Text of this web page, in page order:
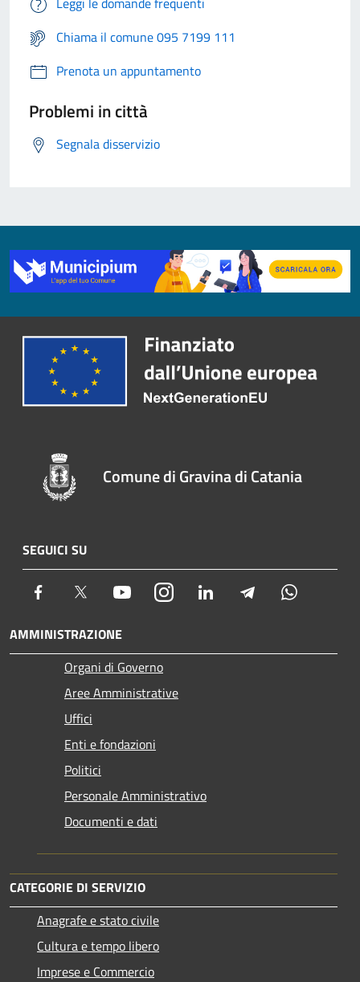
Chiama il comune 095 7199 111
Prenota un appuntamento
Problemi in città
Segnala disservizio
Comune di Gravina di Catania
SEGUICI SU
Facebook Twitter YoutubeInstagram LinkedIn Telegram
AMMINISTRAZIONE
Organi di Governo
Aree Amministrative
Uffici
Enti e fondazioni
Politici
Personale Amministrativo
Documenti e dati
CATEGORIE DI SERVIZIO
Anagrafe e stato civile
Cultura e tempo libero
Imprese e Commercio